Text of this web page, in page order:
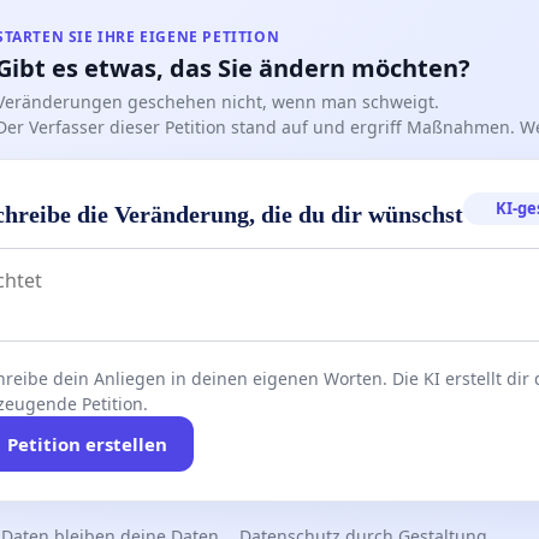
und alle Daten löschen, sobald die Petition eingereicht
SIE IHRE EIGENE PETITION
es etwas, das Sie ändern möchten?
geschehen nicht, wenn man schweigt.
Verfasser dieser Petition stand auf und ergriff Maßnahmen.
die Veränderung, die du dir wünschst KI-
dein Anliegen in deinen eigenen Worten. Die KI erstellt dir
Petition.
Petition erstellen